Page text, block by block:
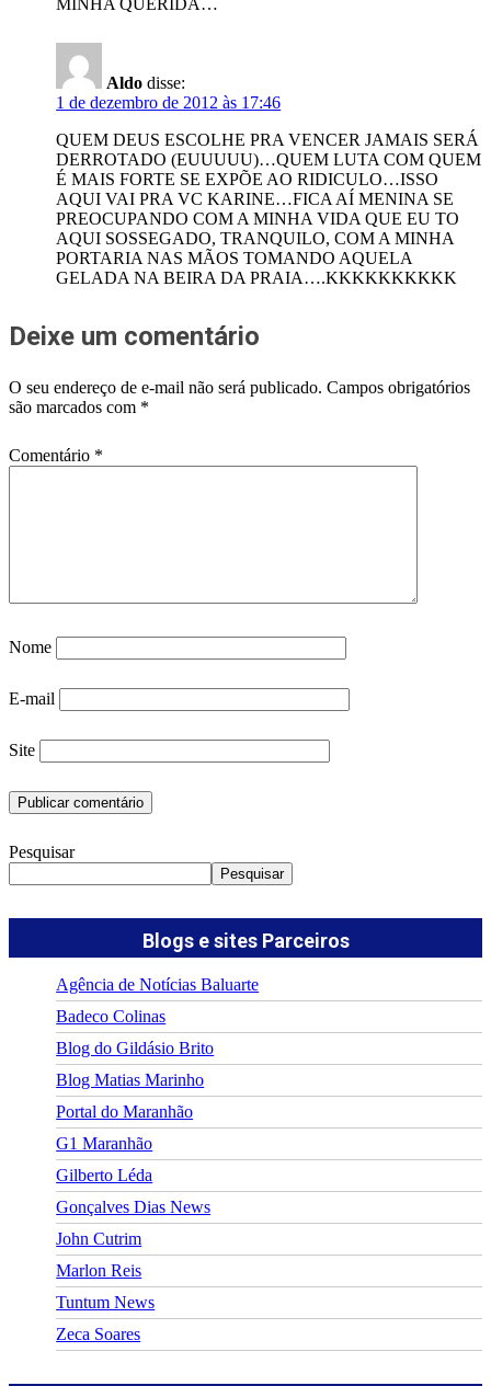
MINHA QUERIDA…
Aldo disse:
1 de dezembro de 2012 às 17:46
QUEM DEUS ESCOLHE PRA VENCER JAMAIS SERÁ
DERROTADO (EUUUUU)…QUEM LUTA COM QUEM
É MAIS FORTE SE EXPÕE AO RIDICULO…ISSO
AQUI VAI PRA VC KARINE…FICA AÍ MENINA SE
PREOCUPANDO COM A MINHA VIDA QUE EU TO
AQUI SOSSEGADO, TRANQUILO, COM A MINHA
PORTARIA NAS MÃOS TOMANDO AQUELA
GELADA NA BEIRA DA PRAIA….KKKKKKKKKK
Deixe um comentário
O seu endereço de e-mail não será publicado. Campos obrigatórios
são marcados com *
Comentário *
Nome
E-mail
Site
Pesquisar
Pesquisar
Blogs e sites Parceiros
Agência de Notícias Baluarte
Badeco Colinas
Blog do Gildásio Brito
Blog Matias Marinho
Portal do Maranhão
G1 Maranhão
Gilberto Léda
Gonçalves Dias News
John Cutrim
Marlon Reis
Tuntum News
Zeca Soares